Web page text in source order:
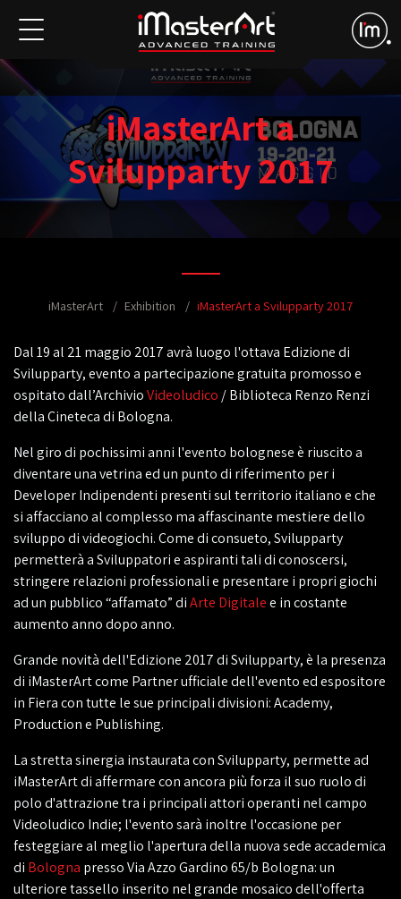
iMasterArt a
Svilupparty 2017
iMasterArt Exhibition iMasterArt a Svilupparty 2017
Dal 19 al 21 maggio 2017 avrà luogo l'ottava Edizione di
Svilupparty, evento a partecipazione gratuita promosso e
ospitato dall’ArchivioVideoludico / Biblioteca Renzo Renzi
della Cineteca di Bologna.
Nel giro di pochissimi anni l'evento bolognese è riuscito a
diventare una vetrina ed un punto di riferimento per i
Developer Indipendenti presenti sul territorio italiano e che
si affacciano al complesso ma affascinante mestiere dello
sviluppo di videogiochi. Come di consueto, Svilupparty
permetterà a Sviluppatori e aspiranti tali di conoscersi,
stringere relazioni professionali e presentare i propri giochi
ad un pubblico “affamato” diArte Digitalee in costante
aumento anno dopo anno.
Grande novità dell'Edizione 2017 di Svilupparty, è la presenza
di iMasterArt come Partner ufficiale dell'evento ed espositore
in Fiera con tutte le sue principali divisioni: Academy,
Production e Publishing.
La stretta sinergia instaurata con Svilupparty, permette ad
iMasterArt di affermare con ancora più forza il suo ruolo di
polo d'attrazione tra i principali attori operanti nel campo
Videoludico Indie; l'evento sarà inoltre l'occasione per
festeggiare al meglio l'apertura della nuova sede accademica
di Bologna presso Via Azzo Gardino 65/b Bologna: un
ulteriore tassello inserito nel grande mosaico dell'offerta